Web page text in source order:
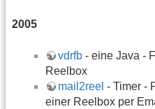
2005
vdrfb - eine Java -
Reelbox
mail2reel - Timer -
einer Reelbox per